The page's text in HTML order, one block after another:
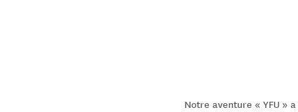
Notre aventure « YFU »